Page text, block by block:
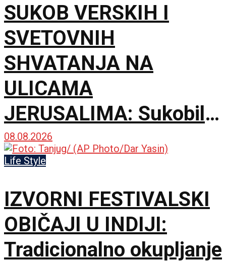
SUKOB VERSKIH I
SVETOVNIH
SHVATANJA NA
ULICAMA
JERUSALIMA: Sukobili
se ultraortodoksni
demonstranti, građani i
policija zbog rada kafića
subotom
08.08.2026
Life Style
IZVORNI FESTIVALSKI
OBIČAJI U INDIJI:
Tradicionalno okupljanje